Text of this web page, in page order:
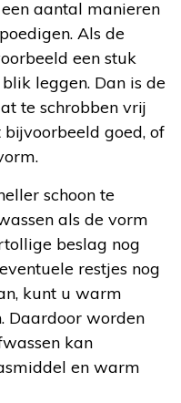
aantal manieren
Als de
een stuk
leggen. Dan is de
te schrobben vrij
goed, of
schoon te
als de vorm
beslag nog
restjes nog
kunt u warm
Daardoor worden
kan
en warm